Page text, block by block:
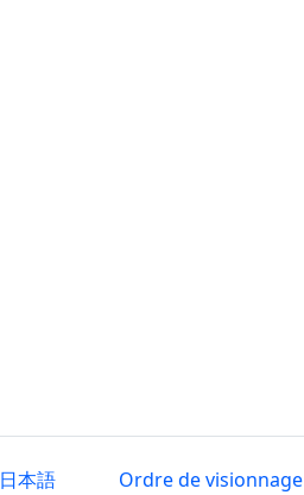
日本語 Ordre de visionnage